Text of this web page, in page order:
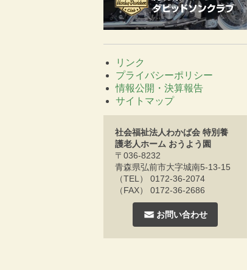
リンク
プライバシーポリシー
情報公開・決算報告
サイトマップ
社会福祉法人わかば会 特別養
護老人ホーム おうよう園
〒036-8232
青森県弘前市大字城南5-13-15
（TEL） 0172-36-2074
（FAX） 0172-36-2686
お問い合わせ